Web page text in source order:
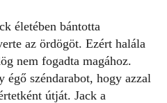
életében bántotta
az ördögöt. Ezért halála
nem fogadta magához.
égő széndarabot, hogy azzal
útját. Jack a